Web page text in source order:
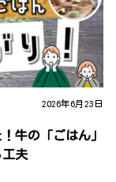
2026年6月23日
牛の「ごはん」
夫